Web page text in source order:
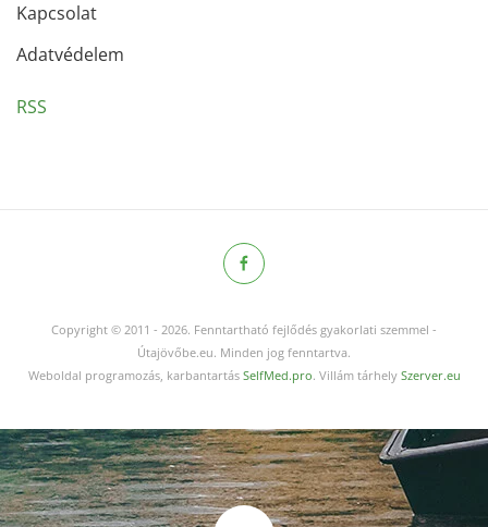
Kapcsolat
Adatvédelem
RSS
Copyright © 2011 - 2026. Fenntartható fejlődés gyakorlati szemmel -
Útajövőbe.eu. Minden jog fenntartva.
Weboldal programozás, karbantartás SelfMed.pro. Villám tárhely Szerver.eu